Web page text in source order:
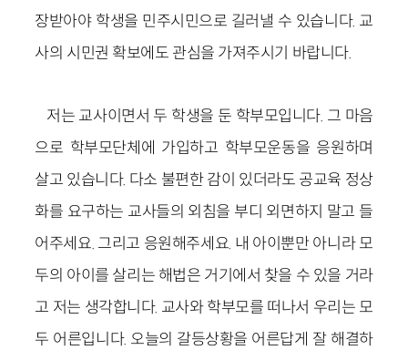
장받아야 학생을 민주시민으로 길러낼 수 있습니다. 교
사의 시민권 확보에도 관심을 가져주시기 바랍니다.
저는 교사이면서 두 학생을 둔 학부모입니다. 그 마음
으로 학부모단체에 가입하고 학부모운동을 응원하며
살고 있습니다. 다소 불편한 감이 있더라도 공교육 정상
화를 요구하는 교사들의 외침을 부디 외면하지 말고 들
어주세요. 그리고 응원해주세요. 내 아이뿐만 아니라 모
두의 아이를 살리는 해법은 거기에서 찾을 수 있을 거라
고 저는 생각합니다. 교사와 학부모를 떠나서 우리는 모
두 어른입니다. 오늘의 갈등상황을 어른답게 잘 해결하